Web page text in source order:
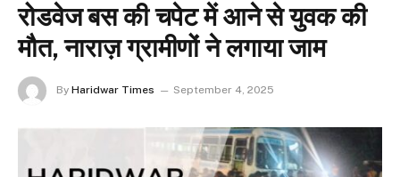
रोडवेज बस की चपेट में आने से युवक की
मौत, नाराज़ ग्रामीणों ने लगाया जाम
By Haridwar Times September 4, 2025